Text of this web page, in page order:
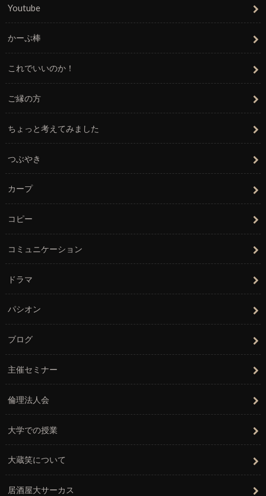
Youtube
かーぷ棒
これでいいのか！
ご縁の方
ちょっと考えてみました
つぶやき
カープ
コピー
コミュニケーション
ドラマ
パシオン
ブログ
主催セミナー
倫理法人会
大学での授業
大蔵笑について
居酒屋大サーカス